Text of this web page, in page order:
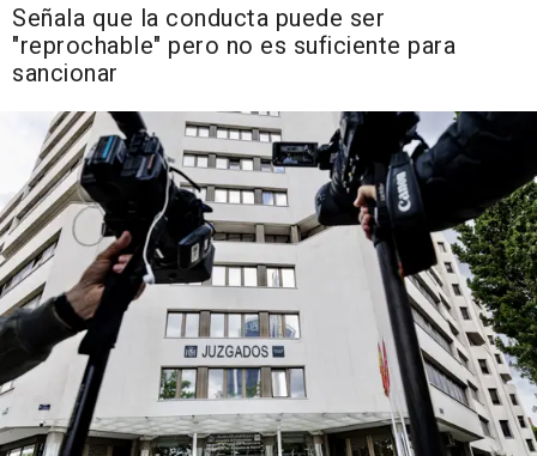
Señala que la conducta puede ser
"reprochable" pero no es suficiente para
sancionar